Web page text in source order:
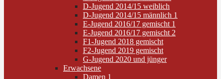
D-Jugend 2014/15 weiblich
D-Jugend 2014/15 männlich 1
E-Jugend 2016/17 gemischt 1
E-Jugend 2016/17 gemischt 2
F1-Jugend 2018 gemischt
F2-Jugend 2019 gemischt
G-Jugend 2020 und jünger
Erwachsene
Damen 1